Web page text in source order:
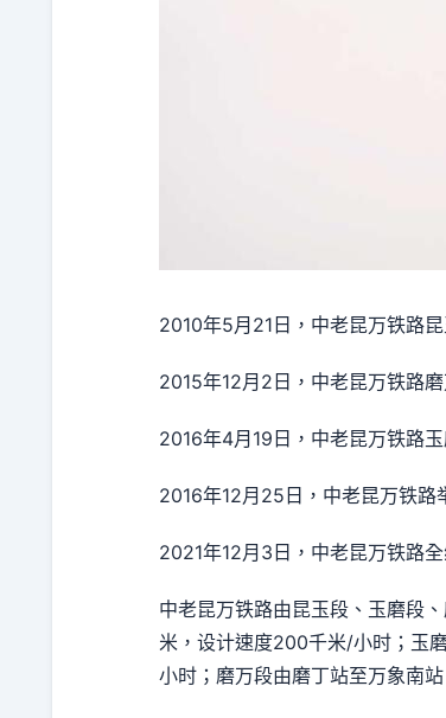
2010年5月21日，中老昆万铁路
2015年12月2日，中老昆万铁路
2016年4月19日，中老昆万铁路玉
2016年12月25日，中老昆万铁路
2021年12月3日，中老昆万铁路
中老昆万铁路由昆玉段、玉磨段
米，设计速度200千米/小时；玉
小时；磨万段由磨丁站至万象南